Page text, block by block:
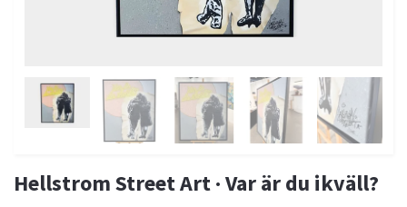
Hellstrom Street Art · Var är du ikväll?